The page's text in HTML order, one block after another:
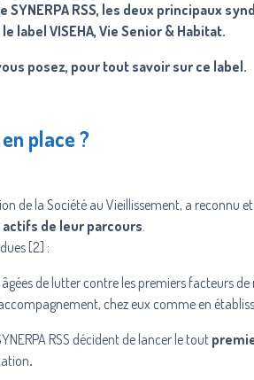
SYNERPA RSS, les deux principaux
label VISEHA, Vie Senior & Habitat.
posez, pour tout savoir sur ce label.
place ?
de la Société au Vieillissement, a
de leur parcours.
[2] :
de lutter contre les premiers facteurs
chez eux comme en
RSS décident de lancer le tout
.